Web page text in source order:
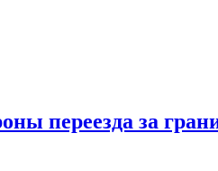
переезда за